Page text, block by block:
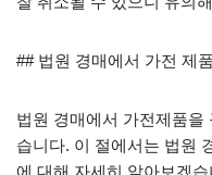
## 법원 경매에서 가전 제
법원 경매에서 가전제품을
습니다. 이 절에서는 법원
에 대해 자세히 알아보겠습